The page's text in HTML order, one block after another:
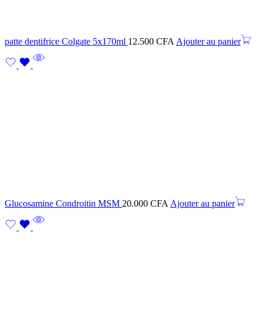
patte dentifrice Colgate 5x170ml 12.500 CFA Ajouter au panier
Glucosamine Condroitin MSM 20.000 CFA Ajouter au panier